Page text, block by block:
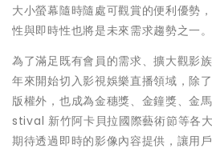
大小螢幕隨時隨處可觀賞的便利優勢
性與即時性也將是未來需求趨勢之一。
為了滿足既有會員的需求、擴大觀影
年來開始切入影視娛樂直播領域，除
版權外，也成為金穗獎、金鐘獎、金
stival 新竹阿卡貝拉國際藝術節等各
期待透過即時的影像內容提供，讓用